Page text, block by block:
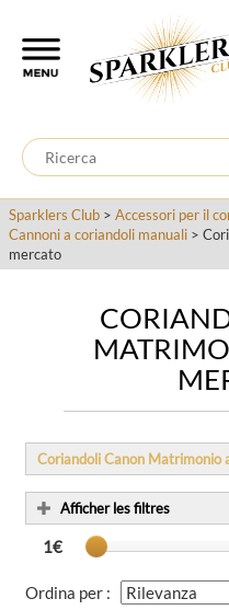
Sparklers Club > Accessori per il
Cannoni a coriandoli manuali >
mercato
1€
Afficher les filtres
Coriandoli Canon Matrimonio
Ordina per :